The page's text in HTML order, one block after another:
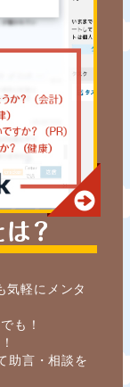
気軽にメンタ
も！
助言・相談を